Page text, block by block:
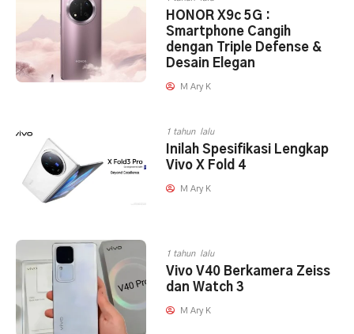
HONOR X9c 5G :
Smartphone Cangih
dengan Triple Defense &
Desain Elegan
M Ary K
1 tahun lalu
Inilah Spesifikasi Lengkap
Vivo X Fold 4
M Ary K
1 tahun lalu
Vivo V40 Berkamera Zeiss
dan Watch 3
M Ary K